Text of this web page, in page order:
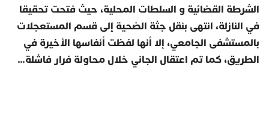
الشرطة القضائية و السلطات المحلية، حيث فتحت تحقيقا
في النازلة، انتهى بنقل جثة الضحية إلى قسم المستعجلات
بالمستشفى الجامعي، إلا أنها لفظت أنفاسها الأخيرة في
الطريق، كما تم اعتقال الجاني خلال محاولة فرار فاشلة…